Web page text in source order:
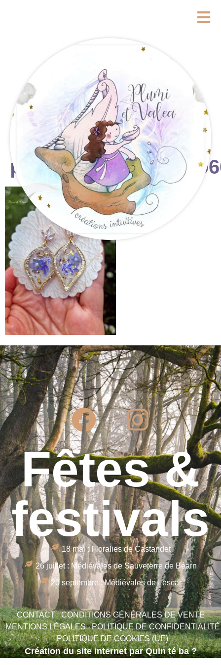
Fêtes &
festivals
18 mai : Floralies de Castandet
26 juillet : Médiévales de Sauveterre de Béarn
20 septembre : Médiévales de Lescar
CONTACT
CONDITIONS GÉNÉRALES DE VENTE
MENTIONS LÉGALES
POLITIQUE DE CONFIDENTIALITÉ
POLITIQUE DE COOKIES (UE)
Création du site internet par Quin té ba ?